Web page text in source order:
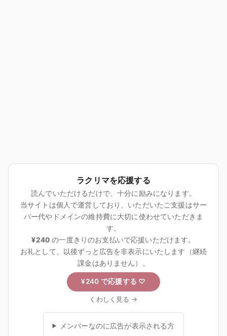
ラクリマを応援する
読んでいただけるだけで、十分に励みになります。
当サイトは個人で運営しており、いただいたご支援はサー
バー代やドメインの維持費に大切に使わせていただきま
す。
¥240 の一度きりのお支払いで応援いただけます。
お礼として、以後ずっと広告を非表示にいたします（継続
課金はありません）。
¥240 で応援する ♡
くわしく見る →
メンバーなのに広告が表示される方